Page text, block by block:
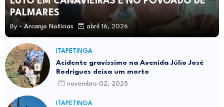
PALMARES
By - Arcanjo Notícias abril 16, 2026
ITAPETINGA
Acidente gravíssimo na Avenida Júlio José
Rodrigues deixa um morto
novembro 02, 2025
ITAPETINGA